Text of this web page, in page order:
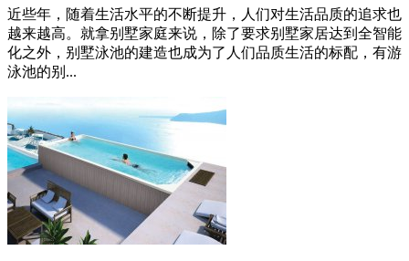
近些年，随着生活水平的不断提升，人们对生活品质的追求也
越来越高。就拿别墅家庭来说，除了要求别墅家居达到全智能
化之外，别墅泳池的建造也成为了人们品质生活的标配，有游
泳池的别...